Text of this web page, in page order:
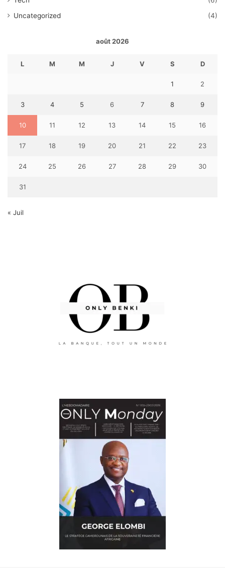
Uncategorized
(4)
août 2026
L M M J V S D
1 2
3 4 5 6 7 8 9
10 11 12 13 14 15 16
17 18 19 20 21 22 23
24 25 26 27 28 29 30
31
« Juil